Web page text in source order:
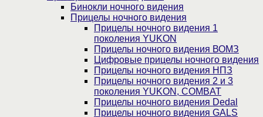
Бинокли ночного видения
Прицелы ночного видения
Прицелы ночного видения 1
поколения YUKON
Прицелы ночного видения ВОМЗ
Цифровые прицелы ночного видения
Прицелы ночного видения НПЗ
Прицелы ночного видения 2 и 3
поколения YUKON, COMBAT
Прицелы ночного видения Dedal
Прицелы ночного видения GALS